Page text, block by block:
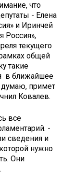
что
- Елена
и Иринчей
Россия»,
текущего
общей
такие
в ближайшее
думаю, примет
Ковалев.
все
-
сведения и
нужно
Они